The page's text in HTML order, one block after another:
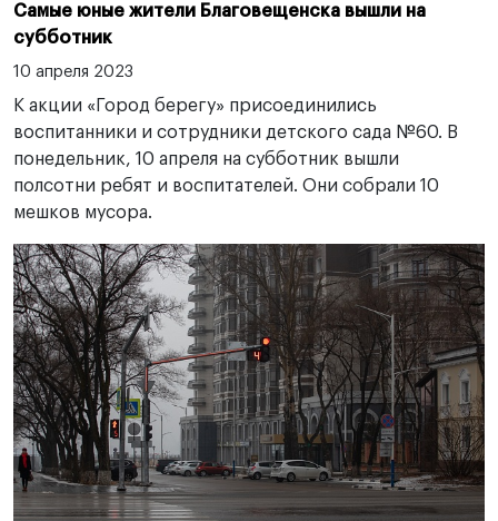
Самые юные жители Благовещенска вышли на
субботник
10 апреля 2023
К акции «Город берегу» присоединились
воспитанники и сотрудники детского сада №60. В
понедельник, 10 апреля на субботник вышли
полсотни ребят и воспитателей. Они собрали 10
мешков мусора.